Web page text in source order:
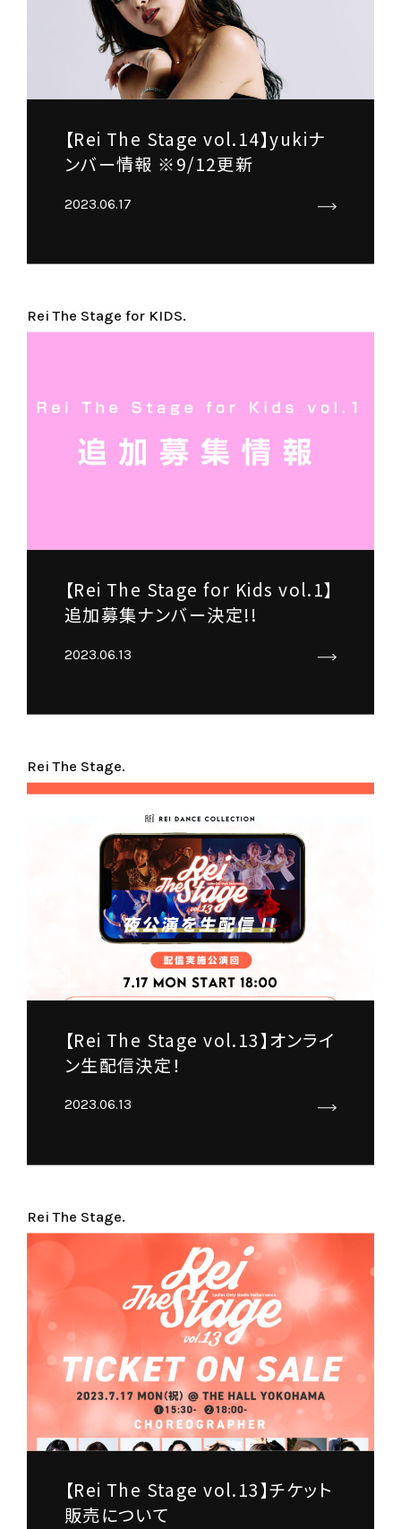
【Rei The Stage vol.14】yukiナ
ンバー情報 ※9/12更新
2023.06.17
Rei The Stage for KIDS.
【Rei The Stage for Kids vol.1】
追加募集ナンバー決定!!
2023.06.13
Rei The Stage.
【Rei The Stage vol.13】オンライ
ン生配信決定！
2023.06.13
Rei The Stage.
【Rei The Stage vol.13】チケット
販売について